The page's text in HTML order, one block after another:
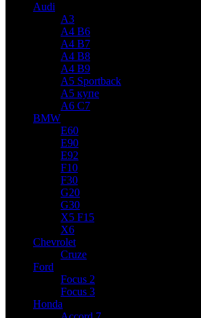
Audi
A3
A4 B6
A4 B7
A4 B8
A4 B9
A5 Sportback
A5 купе
A6 C7
BMW
E60
E90
E92
F10
F30
G20
G30
X5 F15
X6
Chevrolet
Cruze
Ford
Focus 2
Focus 3
Honda